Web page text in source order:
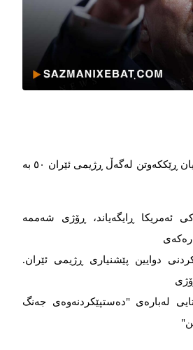
ترەمپ: شانسی شەڕ یان ڕێککەوتن لەگەڵ ڕژیمی ئێران ٥٠ بە
ئەمریکا ڕایگەیاند، ڕۆژی شەممە
دوایین پێشنیاری ڕژیمی ئێران.
لەبارەی "دەستپێکردنەوەی جەنگ